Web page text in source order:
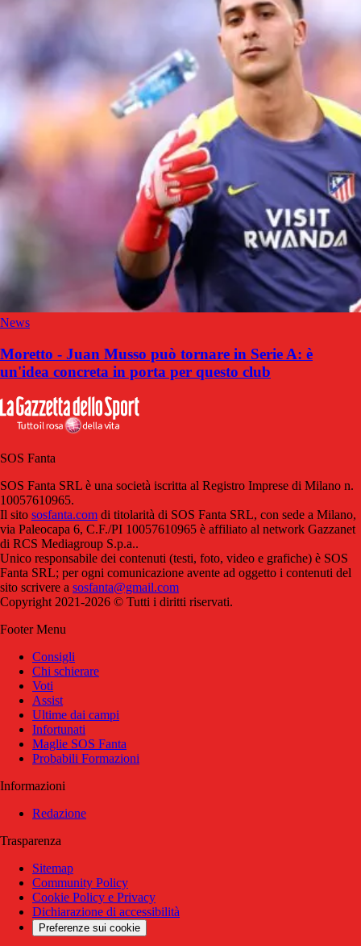
News
Moretto - Juan Musso può tornare in Serie A: è
un'idea concreta in porta per questo club
SOS Fanta
SOS Fanta SRL è una società iscritta al Registro Imprese di Milano n.
10057610965.
Il sito sosfanta.com di titolarità di SOS Fanta SRL, con sede a Milano,
via Paleocapa 6, C.F./PI 10057610965 è affiliato al network Gazzanet
di RCS Mediagroup S.p.a..
Unico responsabile dei contenuti (testi, foto, video e grafiche) è SOS
Fanta SRL; per ogni comunicazione avente ad oggetto i contenuti del
sito scrivere a sosfanta@gmail.com
Copyright 2021-2026 © Tutti i diritti riservati.
Footer Menu
Consigli
Chi schierare
Voti
Assist
Ultime dai campi
Infortunati
Maglie SOS Fanta
Probabili Formazioni
Informazioni
Redazione
Trasparenza
Sitemap
Community Policy
Cookie Policy e Privacy
Dichiarazione di accessibilità
Preferenze sui cookie